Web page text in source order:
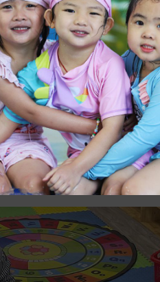
ះជំនាញសំខាន់ៗរួមមានការបង្កើតនូវទំ
ម្សាន្តនូវចម្រៀង ‘My Puppies Rip the
ចូលរួមក្នុងសកម្មភាពអានសៀវភៅរឿង
water confidence and honed
the Rag’! Chalkboard drawing